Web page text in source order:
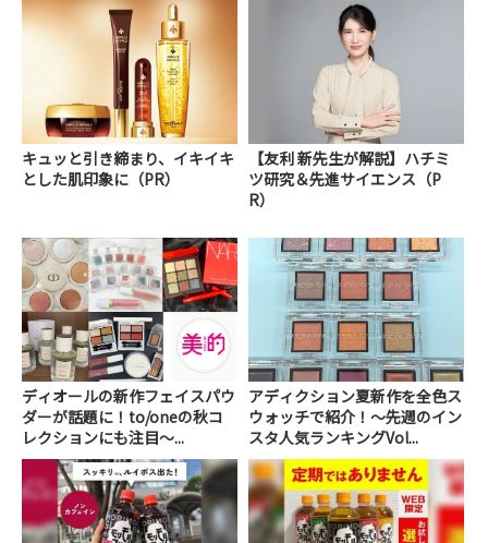
キュッと引き締まり、イキイキ
とした肌印象に（PR）
【友利 新先生が解説】ハチミ
ツ研究＆先進サイエンス（P
R）
ディオールの新作フェイスパウ
ダーが話題に！to/oneの秋コ
レクションにも注目～...
アディクション夏新作を全色ス
ウォッチで紹介！～先週のイン
スタ人気ランキングVol...